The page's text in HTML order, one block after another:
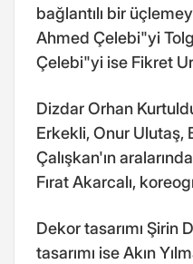
bağlantılı bir
Ahmed Çelebi"yi
Çelebi"yi ise Fikret
Dizdar Orhan
Erkekli, Onur Ulutaş,
Çalışkan'ın
Fırat Akarcalı,
Dekor tasarımı Şirin
tasarımı ise Akın